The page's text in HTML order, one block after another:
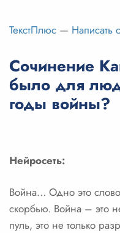
Цены
Вход
Вход с Telegram
ТекстПлюс — Написать
Сочинение
было для
годы войны?
Нейросеть:
Война… Одно это
скорбью. Война – это
пуль, это не только